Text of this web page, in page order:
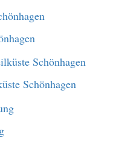
Schönhagen